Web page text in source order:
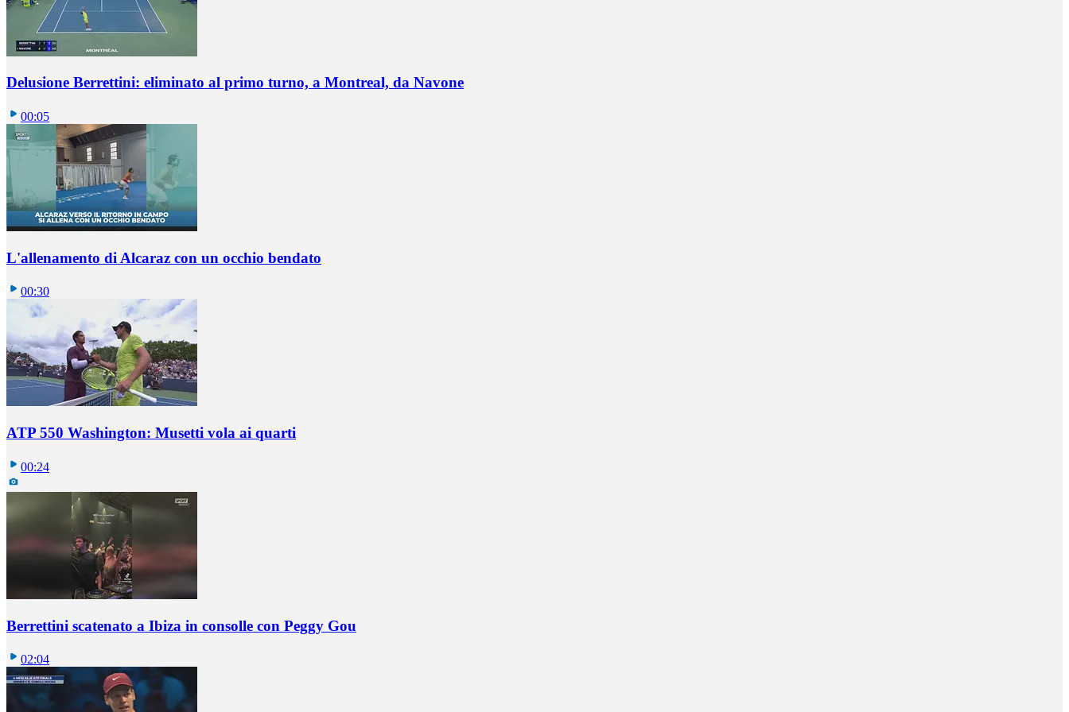
Delusione Berrettini: eliminato al primo turno, a Montreal, da Navone
00:05
L'allenamento di Alcaraz con un occhio bendato
00:30
ATP 550 Washington: Musetti vola ai quarti
00:24
Berrettini scatenato a Ibiza in consolle con Peggy Gou
02:04